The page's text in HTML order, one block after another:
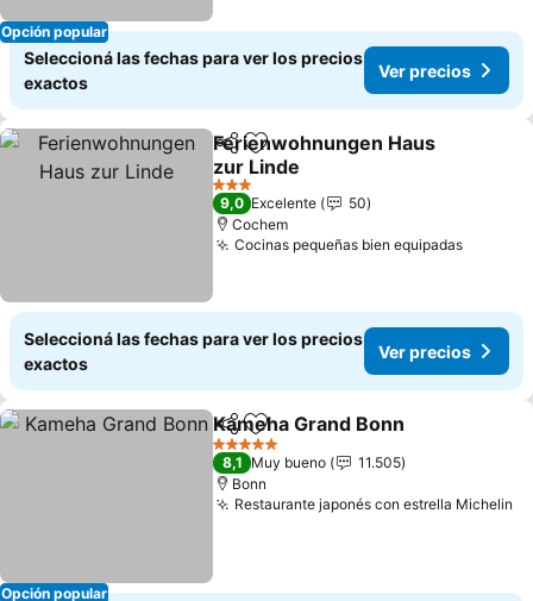
Opción popular
Seleccioná las fechas para ver los precios
exactos
Ver precios
CompartirAñadir a favoritos
Ferienwohnungen Haus
zur Linde
Ver precios
3 Estrellas
9,0 Excelente
50
Cochem
Cocinas pequeñas bien equipadasVer
Seleccioná las fechas para ver los precios
exactos
Ver precios
Opción popular
CompartirAñadir a favoritos
Kameha Grand Bonn
5 Estrellas
8,1 Muy bueno
11.505
Bonn
Restaurante japonés con estrella Michelin